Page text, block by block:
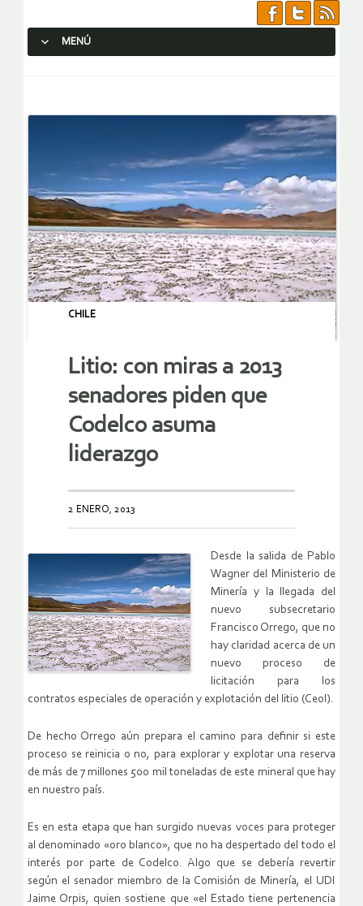
MENÚ
CHILE
Litio: con miras a 2013
senadores piden que
Codelco asuma
liderazgo
2 ENERO, 2013
Desde la salida de Pablo
Wagner del Ministerio de
Minería y la llegada del
nuevo subsecretario
Francisco Orrego, que no
hay claridad acerca de un
nuevo proceso de
licitación para los
contratos especiales de operación y explotación del litio (Ceol).
De hecho Orrego aún prepara el camino para definir si este
proceso se reinicia o no, para explorar y explotar una reserva
de más de 7 millones 500 mil toneladas de este mineral que hay
en nuestro país.
Es en esta etapa que han surgido nuevas voces para proteger
al denominado «oro blanco», que no ha despertado del todo el
interés por parte de Codelco. Algo que se debería revertir
según el senador miembro de la Comisión de Minería, el UDI
Jaime Orpis, quien sostiene que «el Estado tiene pertenencia